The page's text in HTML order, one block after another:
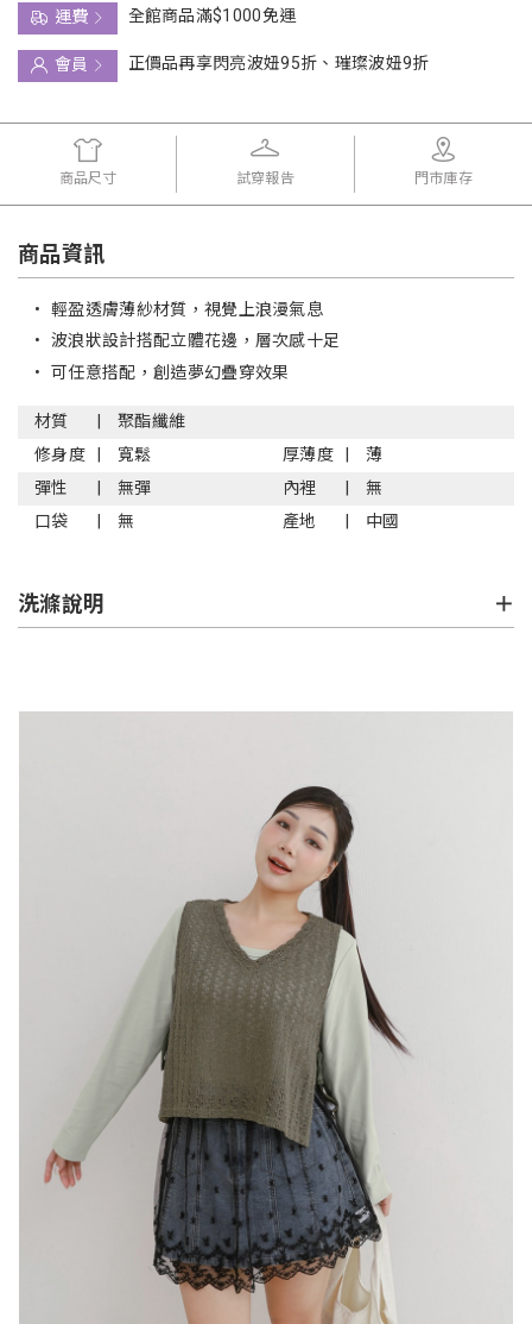
運費
全館商品滿$1000免運
會員
正價品再享閃亮波妞95折、璀璨波妞9折
商品尺寸 試穿報告 門市庫存
商品資訊
• 輕盈透膚薄紗材質，視覺上浪漫氣息
• 波浪狀設計搭配立體花邊，層次感十足
• 可任意搭配，創造夢幻疊穿效果
材質
聚酯纖維
修身度
寬鬆 厚薄度
薄
彈性
無彈 內裡
無
口袋
無 產地 中國
洗滌說明